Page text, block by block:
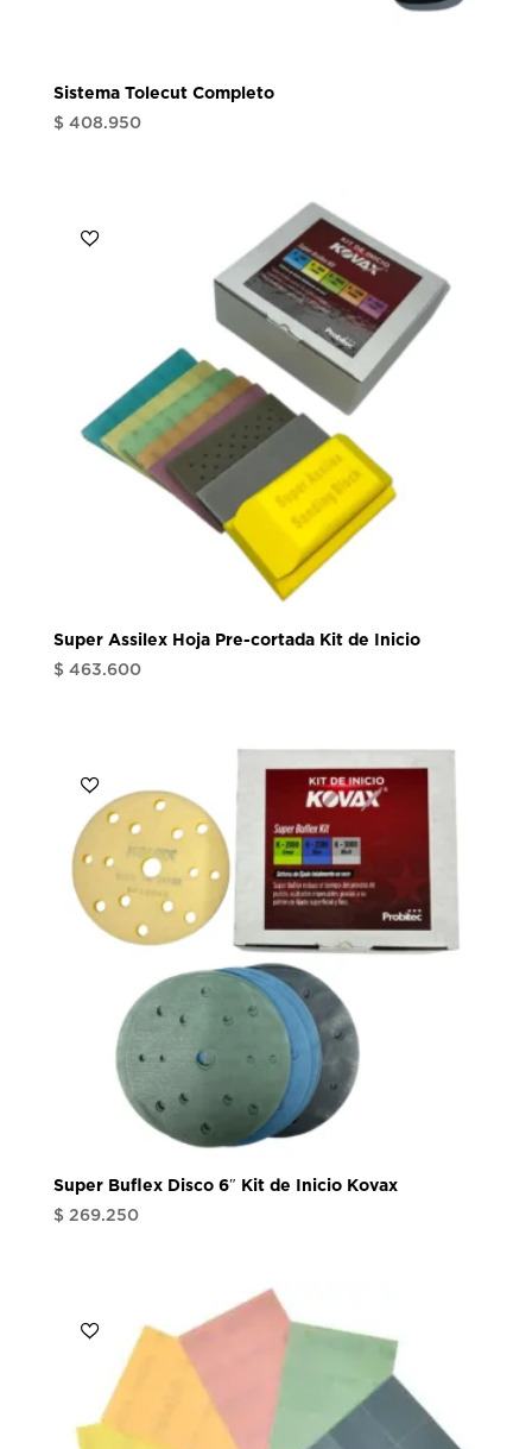
Sistema Tolecut Completo
$ 408.950
Super Assilex Hoja Pre-cortada Kit de Inicio
$ 463.600
Super Buflex Disco 6″ Kit de Inicio Kovax
$ 269.250